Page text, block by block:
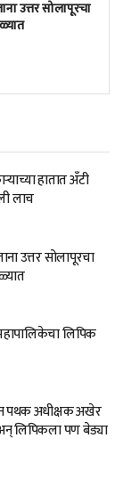
उत्तर सोलापूरचा
हातात अँटी
लाच
उत्तर सोलापूरचा
लिपिक
पथक अधीक्षक अखेर
लिपिकला पण बेड्या